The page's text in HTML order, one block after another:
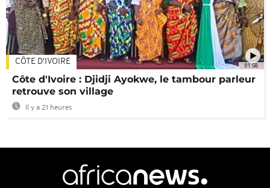
01:58
CÔTE D'IVOIRE
Côte d'Ivoire : Djidji Ayokwe, le tambour parleur
retrouve son village
Il y a 21 heures